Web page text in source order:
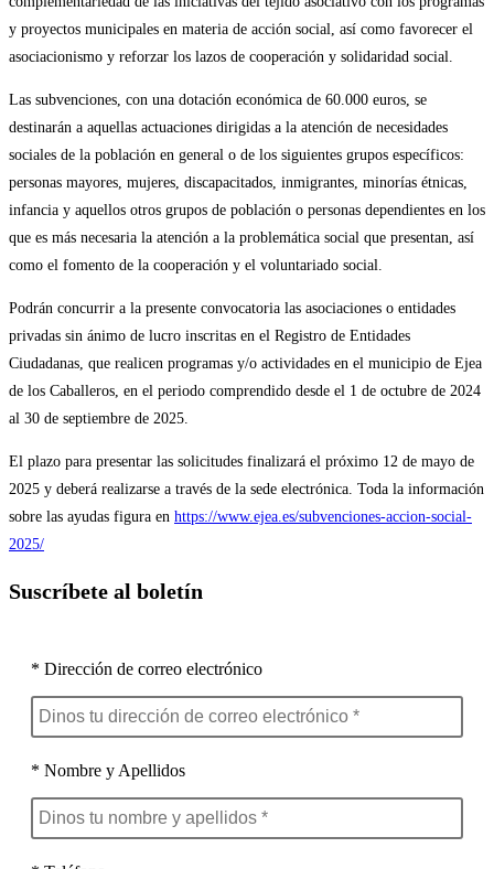
y proyectos municipales en materia de acción social, así como favorecer el
asociacionismo y reforzar los lazos de cooperación y solidaridad social.
Las subvenciones, con una dotación económica de 60.000 euros, se
destinarán a aquellas actuaciones dirigidas a la atención de necesidades
sociales de la población en general o de los siguientes grupos específicos:
personas mayores, mujeres, discapacitados, inmigrantes, minorías étnicas,
infancia y aquellos otros grupos de población o personas dependientes en los
que es más necesaria la atención a la problemática social que presentan, así
como el fomento de la cooperación y el voluntariado social.
Podrán concurrir a la presente convocatoria las asociaciones o entidades
privadas sin ánimo de lucro inscritas en el Registro de Entidades
Ciudadanas, que realicen programas y/o actividades en el municipio de Ejea
de los Caballeros, en el periodo comprendido desde el 1 de octubre de 2024
al 30 de septiembre de 2025.
El plazo para presentar las solicitudes finalizará el próximo 12 de mayo de
2025 y deberá realizarse a través de la sede electrónica. Toda la información
sobre las ayudas figura en https://www.ejea.es/subvenciones-accion-social-
2025/
Suscríbete al boletín
* Dirección de correo electrónico
* Nombre y Apellidos